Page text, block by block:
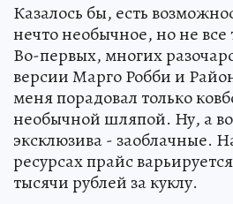
Казалось бы, есть
нечто необычное, но не все
Во-первых, многих
версии Марго Робби и
меня порадовал только
необычной шляпой. Ну, а
эксклюзива - заоблачные.
ресурсах прайс
тысячи рублей за куклу.